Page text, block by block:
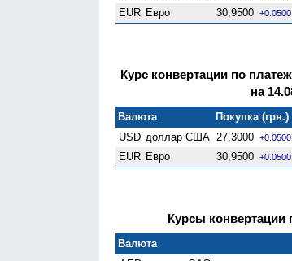
EUR Евро 30,9500 +0.0500
Курс конвертации по
на
Валюта Покупка (грн.)
USD доллар США 27,3000 +0.0500
EUR Евро 30,9500 +0.0500
Курсы конвертации
Валюта